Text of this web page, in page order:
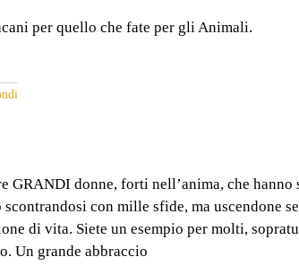
per quello che fate per gli Animali.
GRANDI donne, forti nell’anima, che hanno
con mille sfide, ma uscendone
di vita. Siete un esempio per molti,
Un grande abbraccio